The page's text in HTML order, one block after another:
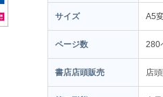
サイズ A5
ページ数 280
書店店頭販売 店